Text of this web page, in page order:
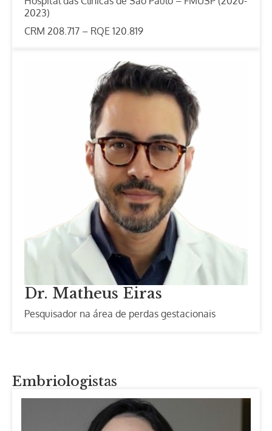
2023)
CRM 208.717 – RQE 120.819
Dr. Matheus Eiras
Pesquisador na área de perdas gestacionais
Embriologistas